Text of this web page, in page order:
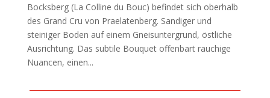
Bocksberg (La Colline du Bouc) befindet sich oberhalb
des Grand Cru von Praelatenberg. Sandiger und
steiniger Boden auf einem Gneisuntergrund, östliche
Ausrichtung. Das subtile Bouquet offenbart rauchige
Nuancen, einen...